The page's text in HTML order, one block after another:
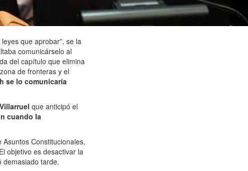
que aprobar”, se la
comunicárselo al
del capítulo que elimina
de fronteras y el
se lo comunicaría
que anticipó el
cuando la
Constitucionales,
objetivo es desactivar la
demasiado tarde.